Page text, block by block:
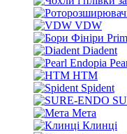
VDW
Diadent
HTM
Spident
Мета
Клинці